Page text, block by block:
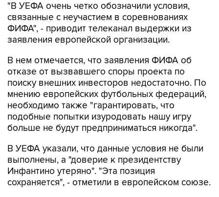
"В УЕФА очень четко обозначили условия,
связанные с неучастием в соревнованиях
ФИФА", - приводит телеканал выдержки из
заявления европейской организации.
В нем отмечается, что заявления ФИФА об
отказе от вызвавшего споры проекта по
поиску внешних инвесторов недостаточно. По
мнению европейских футбольных федераций,
необходимо также "гарантировать, что
подобные попытки изуродовать нашу игру
больше не будут предприниматься никогда".
В УЕФА указали, что данные условия не были
выполнены, а "доверие к президентству
Инфантино утеряно". "Эта позиция
сохраняется", - отметили в европейском союзе.